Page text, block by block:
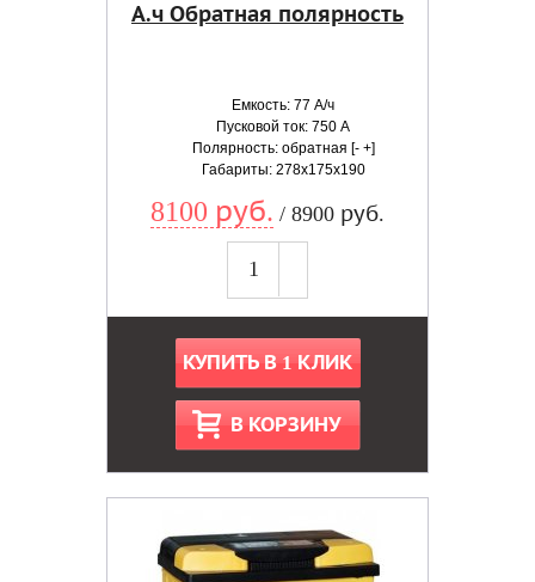
А.ч Обратная полярность
Емкость: 77 А/ч
Пусковой ток: 750 А
Полярность: обратная [- +]
Габариты: 278x175x190
8100 руб. / 8900 руб.
КУПИТЬ В 1 КЛИК
В КОРЗИНУ